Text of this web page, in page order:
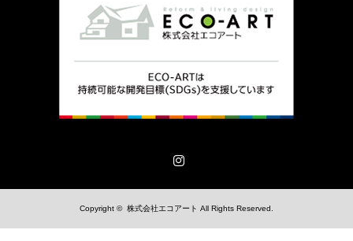
Copyright © 株式会社エコアート All Rights Reserved.